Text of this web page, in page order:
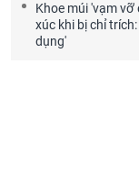
Khoe múi 'vạm
xúc khi bị chỉ
dụng'